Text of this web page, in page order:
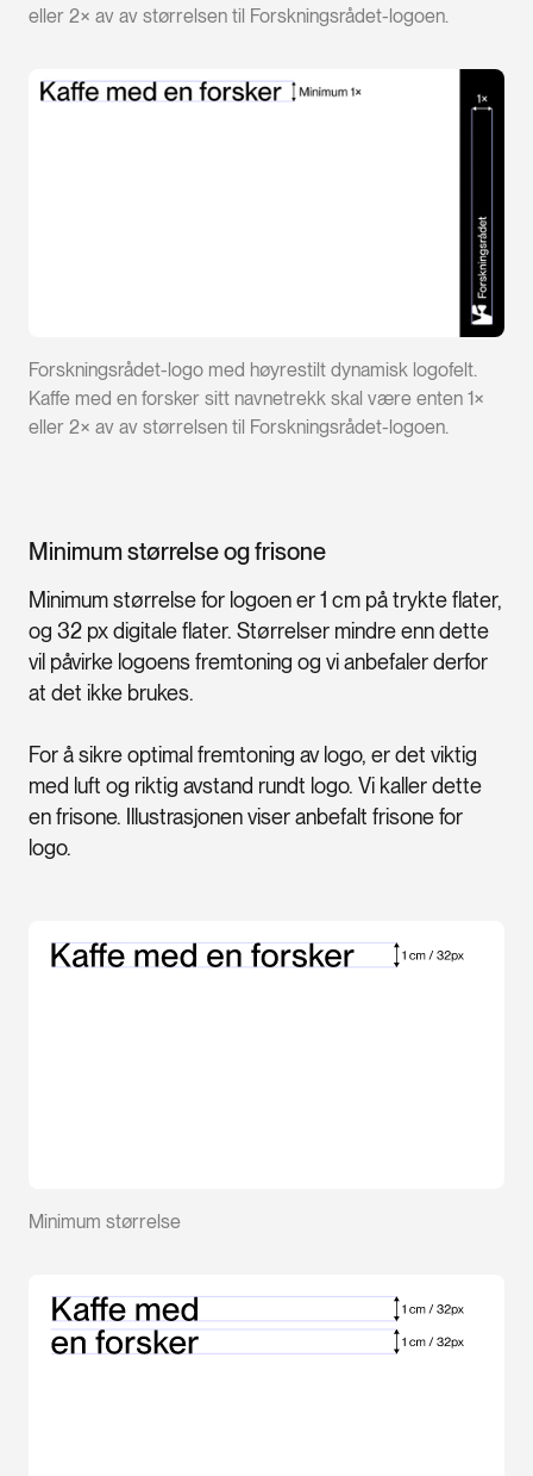
eller 2× av av størrelsen til Forskningsrådet-logoen.
Forskningsrådet-logo med høyrestilt dynamisk logofelt.
Kaffe med en forsker sitt navnetrekk skal være enten 1×
eller 2× av av størrelsen til Forskningsrådet-logoen.
Minimum størrelse og frisone
Minimum størrelse for logoen er 1 cm på trykte flater,
og 32 px digitale flater. Størrelser mindre enn dette
vil påvirke logoens fremtoning og vi anbefaler derfor
at det ikke brukes.
For å sikre optimal fremtoning av logo, er det viktig
med luft og riktig avstand rundt logo. Vi kaller dette
en frisone. Illustrasjonen viser anbefalt frisone for
logo.
Minimum størrelse